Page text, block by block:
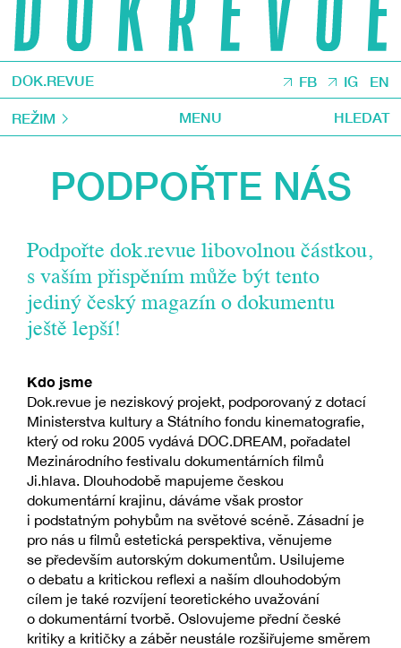
DOK.REVUE FB IG EN
REŽIM MENU HLEDAT
PODPOŘTE NÁS
Podpořte dok.revue libovolnou částkou,
s vaším přispěním může být tento
jediný český magazín o dokumentu
ještě lepší!
Kdo jsme
Dok.revue je neziskový projekt, podporovaný z dotací
Ministerstva kultury a Státního fondu kinematografie,
který od roku 2005 vydává DOC.DREAM, pořadatel
Mezinárodního festivalu dokumentárních filmů
Ji.hlava. Dlouhodobě mapujeme českou
dokumentární krajinu, dáváme však prostor
i podstatným pohybům na světové scéně. Zásadní je
pro nás u filmů estetická perspektiva, věnujeme
se především autorským dokumentům. Usilujeme
o debatu a kritickou reflexi a naším dlouhodobým
cílem je také rozvíjení teoretického uvažování
o dokumentární tvorbě. Oslovujeme přední české
kritiky a kritičky a záběr neustále rozšiřujeme směrem